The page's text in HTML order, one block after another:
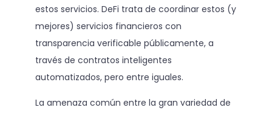
estos servicios. DeFi trata de coordinar estos (y
mejores) servicios financieros con
transparencia verificable públicamente, a
través de contratos inteligentes
automatizados, pero entre iguales.
La amenaza común entre la gran variedad de